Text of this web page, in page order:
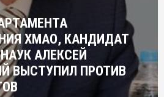
ХМАО, КАНДИДАТ
АЛЕКСЕЙ
ВЫСТУПИЛ ПРОТИВ